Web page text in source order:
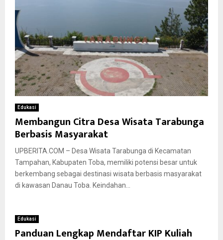
Edukasi
Membangun Citra Desa Wisata Tarabunga
Berbasis Masyarakat
UPBERITA.COM – Desa Wisata Tarabunga di Kecamatan
Tampahan, Kabupaten Toba, memiliki potensi besar untuk
berkembang sebagai destinasi wisata berbasis masyarakat
di kawasan Danau Toba. Keindahan...
Edukasi
Panduan Lengkap Mendaftar KIP Kuliah